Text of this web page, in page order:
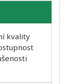
kvality